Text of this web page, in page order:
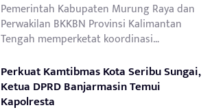
Pemerintah Kabupaten Murung Raya dan
Perwakilan BKKBN Provinsi Kalimantan
Tengah memperketat koordinasi…
Perkuat Kamtibmas Kota Seribu Sungai,
Ketua DPRD Banjarmasin Temui
Kapolresta